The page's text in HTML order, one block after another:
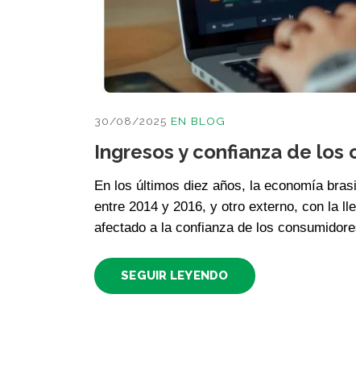
30/08/2025 EN BLOG
Ingresos y confianza de los
En los últimos diez años, la economía
entre 2014 y 2016, y otro externo, con la
afectado a la confianza de los
SEGUIR LEYENDO